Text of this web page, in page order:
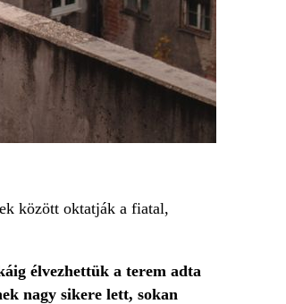
között oktatják a fiatal,
élvezhettük a terem adta
nagy sikere lett, sokan